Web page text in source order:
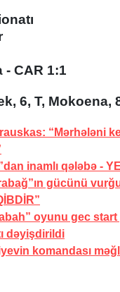
- CAR 1:1
6, T, Mokoena,
“Mərhələni
inamlı qələbə -
gücünü
oyunu gec
dəyişdirildi
komandası